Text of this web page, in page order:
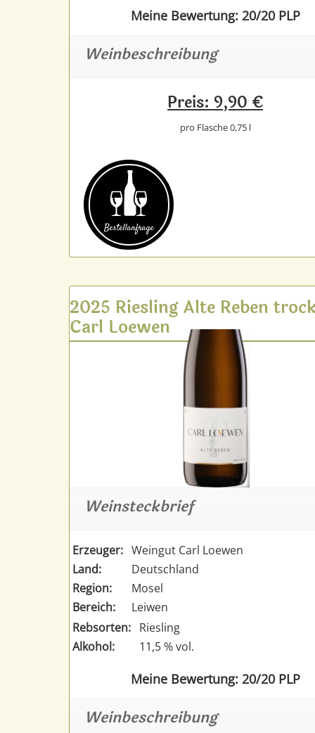
Meine Bewertung: 20/20 PLP
Weinbeschreibung
Preis: 9,90 €
pro Flasche 0,75 l
Bestell­anfrage
2025 Riesling Alte Reben
Carl Loewen
Weinsteckbrief
Erzeuger: Weingut Carl Loewen
Land:
Deutschland
Region:
Mosel
Bereich:
Leiwen
Rebsorten: Riesling
Alkohol:
11,5 % vol.
Meine Bewertung: 20/20 PLP
Weinbeschreibung